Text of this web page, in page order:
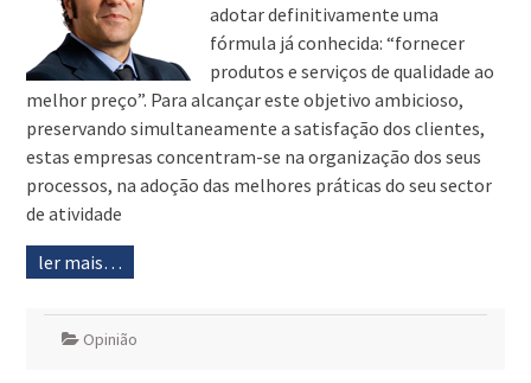
adotar definitivamente uma
fórmula já conhecida: “fornecer
produtos e serviços de qualidade ao
melhor preço”. Para alcançar este objetivo ambicioso,
preservando simultaneamente a satisfação dos clientes,
estas empresas concentram-se na organização dos seus
processos, na adoção das melhores práticas do seu sector
de atividade
ler mais…
Opinião